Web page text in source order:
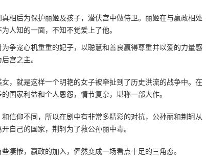
相后为保护丽姬及孩子，潜伏宫中做侍卫。丽姬在与嬴政相处
人知的一面，不知不觉爱上了他。
争宠心机重重的妃子，以聪慧和善良赢得尊重并以爱的力量感
宫之主。
，就是这样一个明艳的女子被牵扯到了历史洪流的战争中。在
国家利益和个人恩怨，情节复杂，堪称一部大作。
信仰不同，所以在剧中有非常多精彩的对抗，公孙丽和荆轲从
自己的国家，荆轲为了救公孙丽中毒。
凄惨，嬴政的加入，俨然变成一场看点十足的三角恋。